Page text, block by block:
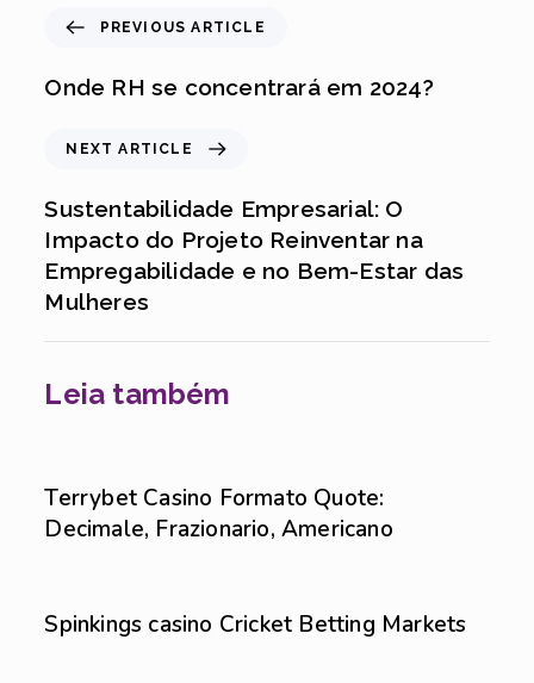
PREVIOUS ARTICLE
Onde RH se concentrará em 2024?
NEXT ARTICLE
Sustentabilidade Empresarial: O
Impacto do Projeto Reinventar na
Empregabilidade e no Bem-Estar das
Mulheres
Leia também
Terrybet Casino Formato Quote:
Decimale, Frazionario, Americano
Spinkings casino Cricket Betting Markets